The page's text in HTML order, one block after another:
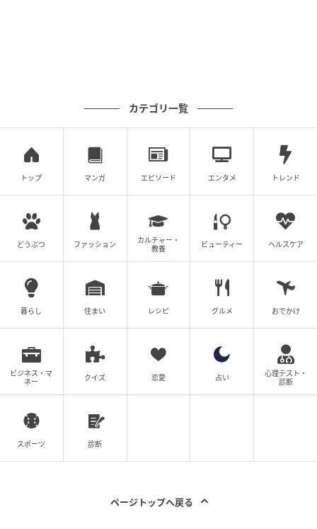
カテゴリ一覧
トップ マンガ エピソード エンタメ トレンド
どうぶつ ファッション
カルチャー・
教養
ビューティー ヘルスケア
暮らし 住まい レシピ グルメ おでかけ
ビジネス・マ
ネー
クイズ 恋愛 占い
心理テスト・
診断
スポーツ 診断
ページトップへ戻る